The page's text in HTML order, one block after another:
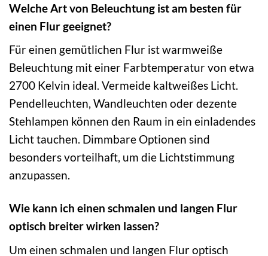
Welche Art von Beleuchtung ist am besten für
einen Flur geeignet?
Für einen gemütlichen Flur ist warmweiße
Beleuchtung mit einer Farbtemperatur von etwa
2700 Kelvin ideal. Vermeide kaltweißes Licht.
Pendelleuchten, Wandleuchten oder dezente
Stehlampen können den Raum in ein einladendes
Licht tauchen. Dimmbare Optionen sind
besonders vorteilhaft, um die Lichtstimmung
anzupassen.
Wie kann ich einen schmalen und langen Flur
optisch breiter wirken lassen?
Um einen schmalen und langen Flur optisch